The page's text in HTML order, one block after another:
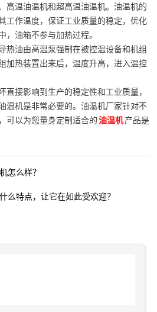
高温油温机和超高温油温机。油温机的
工作温度，保证工业质量的稳定，优化
，油箱不参与加热过程。
热油由高温泵强制在被控温设备和机组
加热装置出来后，温度升高，进入温控
直接影响到生产的稳定性和工业质量，
温机是非常必要的。油温机厂家针对不
可以为您量身定制适合的 油温机产品是
怎么样？
么特点，让它在如此受欢迎？